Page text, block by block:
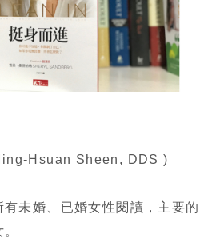
Hsuan Sheen, DDS )
未婚、已婚女性閱讀，主要的